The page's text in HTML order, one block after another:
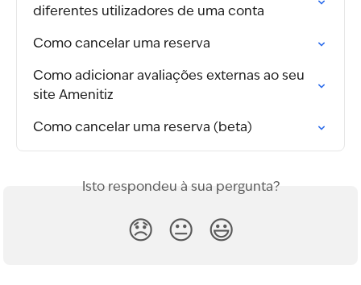
diferentes utilizadores de uma conta
Como cancelar uma reserva
Como adicionar avaliações externas ao seu
site Amenitiz
Como cancelar uma reserva (beta)
Isto respondeu à sua pergunta?
😞 😐 😃